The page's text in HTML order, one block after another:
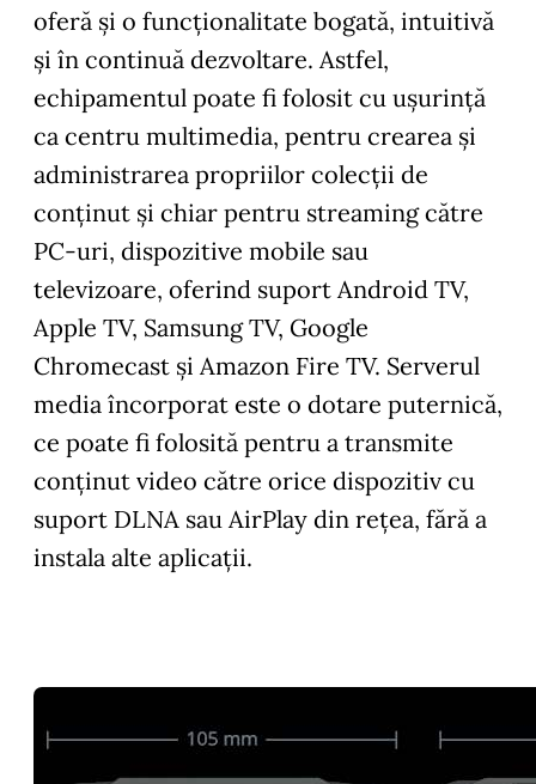
oferă și o funcționalitate bogată, intuitivă
și în continuă dezvoltare. Astfel,
echipamentul poate fi folosit cu ușurință
ca centru multimedia, pentru crearea și
administrarea propriilor colecții de
conținut și chiar pentru streaming către
PC-uri, dispozitive mobile sau
televizoare, oferind suport Android TV,
Apple TV, Samsung TV, Google
Chromecast și Amazon Fire TV. Serverul
media încorporat este o dotare puternică,
ce poate fi folosită pentru a transmite
conținut video către orice dispozitiv cu
suport DLNA sau AirPlay din rețea, fără a
instala alte aplicații.